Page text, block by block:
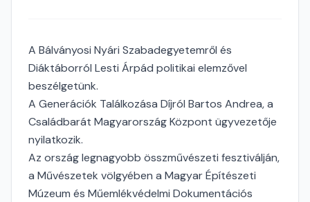
A Bálványosi Nyári Szabadegyetemről és
Diáktáborról Lesti Árpád politikai elemzővel
beszélgetünk.
A Generációk Találkozása Díjról Bartos Andrea, a
Családbarát Magyarország Központ ügyvezetője
nyilatkozik.
Az ország legnagyobb összművészeti fesztiválján,
a Művészetek völgyében a Magyar Építészeti
Múzeum és Műemlékvédelmi Dokumentációs